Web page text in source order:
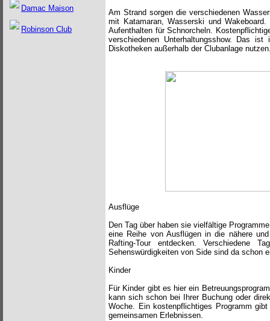
Damac Maison
Robinson Club
Am Strand sorgen die verschiedenen
mit Katamaran, Wasserski und
Aufenthalten für Schnorcheln.
verschiedenen Unterhaltungsshow. Das
Diskotheken außerhalb der Clubanlage
Ausflüge
Den Tag über haben sie vielfältige
eine Reihe von Ausflügen in die nähere
Rafting-Tour entdecken. Verschiedene
Sehenswürdigkeiten von Side sind da schon
Kinder
Für Kinder gibt es hier ein
kann sich schon bei Ihrer Buchung oder
Woche. Ein kostenpflichtiges Programm
gemeinsamen Erlebnissen.